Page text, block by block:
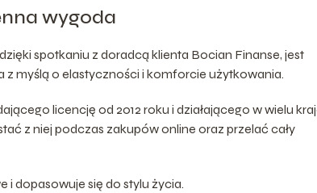
wygoda
spotkaniu z doradcą klienta Bocian Finanse, jest
myślą o elastyczności i komforcie użytkowania.
licencję od 2012 roku i działającego w wielu
z niej podczas zakupów online oraz przelać cały
i dopasowuje się do stylu życia.